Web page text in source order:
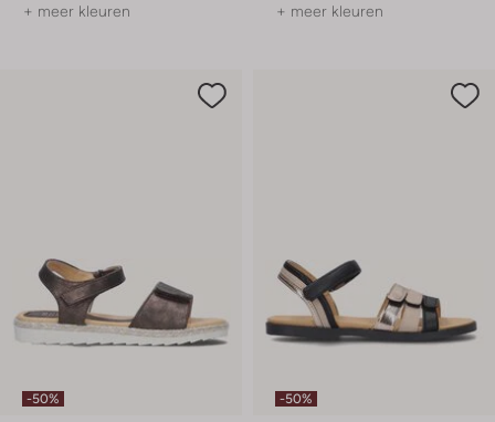
+ meer kleuren + meer kleuren
-50% -50%